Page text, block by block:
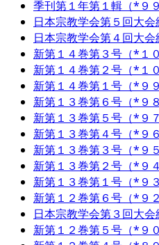
季刊第１年第１輯（*９９
日本宗教学会第５回大会
日本宗教学会第４回大会
新第１４巻第３号（*１
新第１４巻第２号（*１
新第１４巻第１号（*９９
新第１３巻第６号（*９８
新第１３巻第５号（*９７
新第１３巻第４号（*９６
新第１３巻第３号（*９５
新第１３巻第２号（*９４
新第１３巻第１号（*９３
新第１２巻第６号（*９２
日本宗教学会第３回大会
新第１２巻第５号（*９０